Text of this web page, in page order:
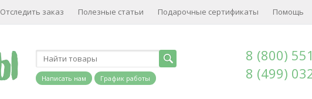
Отследить заказ Полезные статьи Подарочные сертификаты Помощь
Написать нам График работы
8 (800)
8 (499)